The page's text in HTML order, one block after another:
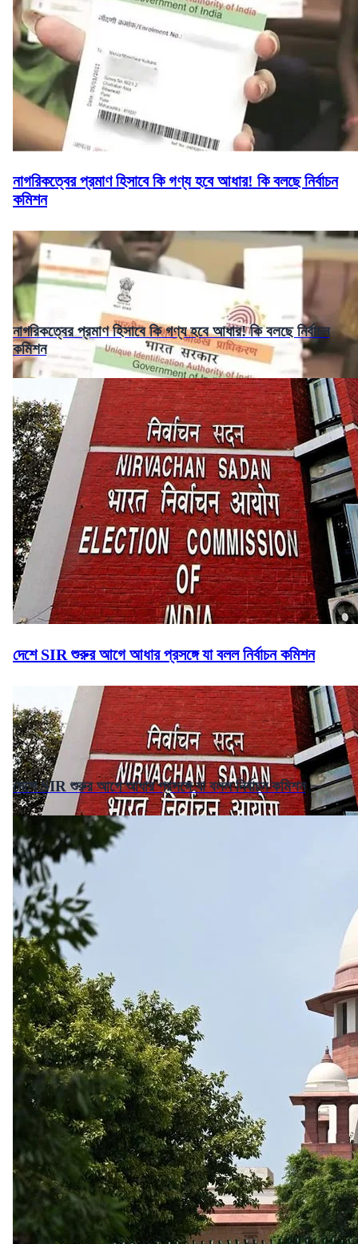
নাগরিকত্বের প্রমাণ হিসাবে কি গণ্য হবে আধার! কি বলছে নির্বাচন
কমিশন
নাগরিকত্বের প্রমাণ হিসাবে কি গণ্য হবে আধার! কি বলছে নির্বাচন
কমিশন
দেশে SIR শুরুর আগে আধার প্রসঙ্গে যা বলল নির্বাচন কমিশন
দেশে SIR শুরুর আগে আধার প্রসঙ্গে যা বলল নির্বাচন কমিশন